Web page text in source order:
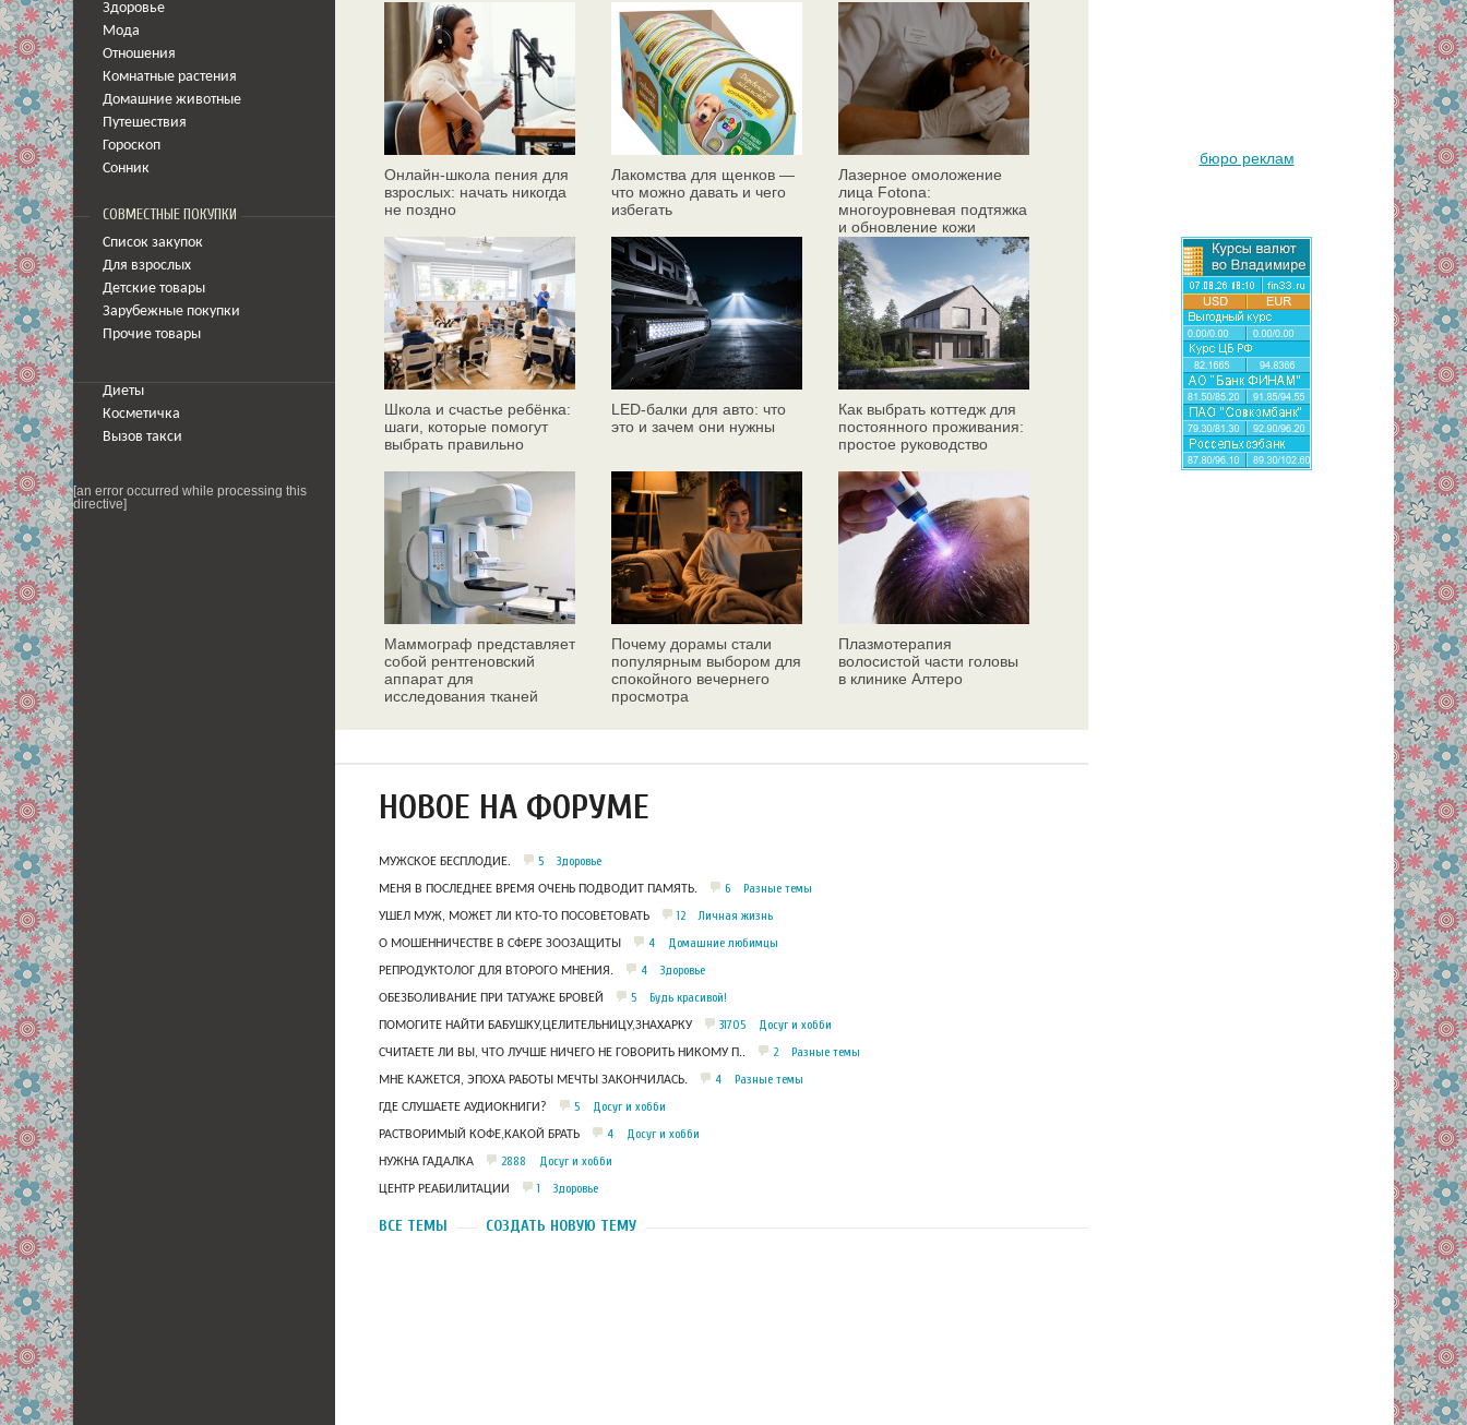
Здоровье
Мода
Отношения
Комнатные растения
Домашние животные
Путешествия
Гороскоп
Сонник
СОВМЕСТНЫЕ ПОКУПКИ
Список закупок
Для взрослых
Детские товары
Зарубежные покупки
Прочие товары
Диеты
Косметичка
Вызов такси
[an error occurred while processing this
directive]
Онлайн‑школа пения для
взрослых: начать никогда
не поздно
Лакомства для щенков —
что можно давать и чего
избегать
Лазерное омоложение
лица Fotona:
многоуровневая подтяжка
и обновление кожи
Школа и счастье ребёнка:
шаги, которые помогут
выбрать правильно
LED-балки для авто: что
это и зачем они нужны
Как выбрать коттедж для
постоянного проживания:
простое руководство
Маммограф представляет
собой рентгеновский
аппарат для
исследования тканей
Почему дорамы стали
популярным выбором для
спокойного вечернего
просмотра
Плазмотерапия
волосистой части головы
в клинике Алтеро
НОВОЕ НА ФОРУМЕ
МУЖСКОЕ БЕСПЛОДИЕ. 5 Здоровье
МЕНЯ В ПОСЛЕДНЕЕ ВРЕМЯ ОЧЕНЬ ПОДВОДИТ ПАМЯТЬ. 6 Разные темы
УШЕЛ МУЖ, МОЖЕТ ЛИ КТО-ТО ПОСОВЕТОВАТЬ 12 Личная жизнь
О МОШЕННИЧЕСТВЕ В СФЕРЕ ЗООЗАЩИТЫ 4 Домашние любимцы
РЕПРОДУКТОЛОГ ДЛЯ ВТОРОГО МНЕНИЯ. 4 Здоровье
ОБЕЗБОЛИВАНИЕ ПРИ ТАТУАЖЕ БРОВЕЙ 5 Будь красивой!
ПОМОГИТЕ НАЙТИ БАБУШКУ,ЦЕЛИТЕЛЬНИЦУ,ЗНАХАРКУ 31705 Досуг и хобби
СЧИТАЕТЕ ЛИ ВЫ, ЧТО ЛУЧШЕ НИЧЕГО НЕ ГОВОРИТЬ НИКОМУ П.. 2 Разные темы
МНЕ КАЖЕТСЯ, ЭПОХА РАБОТЫ МЕЧТЫ ЗАКОНЧИЛАСЬ. 4 Разные темы
ГДЕ СЛУШАЕТЕ АУДИОКНИГИ? 5 Досуг и хобби
РАСТВОРИМЫЙ КОФЕ,КАКОЙ БРАТЬ 4 Досуг и хобби
НУЖНА ГАДАЛКА 2888 Досуг и хобби
ЦЕНТР РЕАБИЛИТАЦИИ 1 Здоровье
ВСЕ ТЕМЫ СОЗДАТЬ НОВУЮ ТЕМУ
бюро реклам